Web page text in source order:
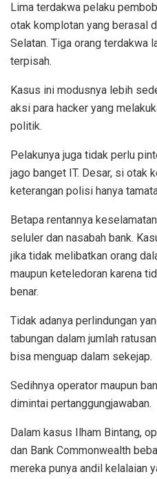
Lima terdakwa pelaku
otak komplotan yang berasal
Selatan. Tiga orang terdakwa
terpisah.
Kasus ini modusnya lebih
aksi para hacker yang
politik.
Pelakunya juga tidak perlu
jago banget IT. Desar, si otak
keterangan polisi hanya
Betapa rentannya
seluler dan nasabah bank.
jika tidak melibatkan orang
maupun keteledoran karena
benar.
Tidak adanya perlindungan
tabungan dalam jumlah
bisa menguap dalam sekejap.
Sedihnya operator maupun
dimintai pertanggungjawaban.
Dalam kasus Ilham Bintang,
dan Bank Commonwealth
mereka punya andil kelalaian